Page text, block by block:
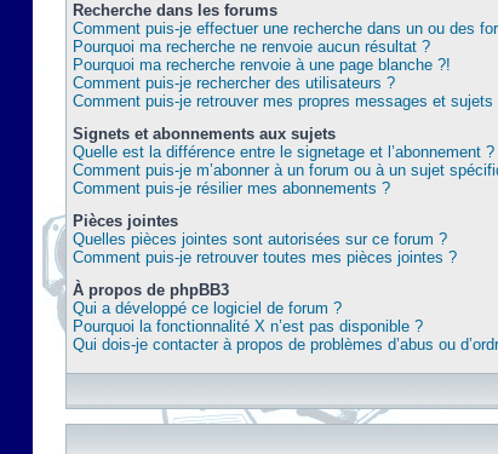
Recherche dans les forums
Comment puis-je effectuer une recherche dans un ou des
Pourquoi ma recherche ne renvoie aucun résultat ?
Pourquoi ma recherche renvoie à une page blanche ?!
Comment puis-je rechercher des utilisateurs ?
Comment puis-je retrouver mes propres messages et sujets
Signets et abonnements aux sujets
Quelle est la différence entre le signetage et l’abonnement ?
Comment puis-je m’abonner à un forum ou à un sujet
Comment puis-je résilier mes abonnements ?
Pièces jointes
Quelles pièces jointes sont autorisées sur ce forum ?
Comment puis-je retrouver toutes mes pièces jointes ?
À propos de phpBB3
Qui a développé ce logiciel de forum ?
Pourquoi la fonctionnalité X n’est pas disponible ?
Qui dois-je contacter à propos de problèmes d’abus ou